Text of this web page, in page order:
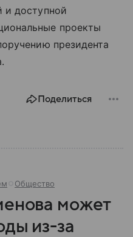
и доступной
проекты
президента
Поделиться
Общество
может
из-за